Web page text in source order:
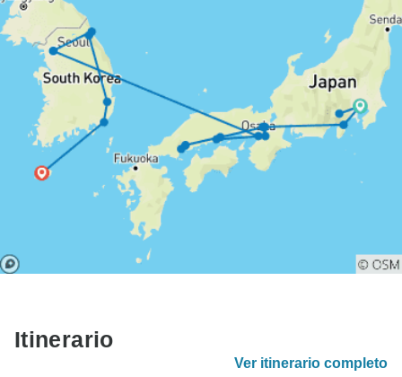
Itinerario
Ver itinerario completo